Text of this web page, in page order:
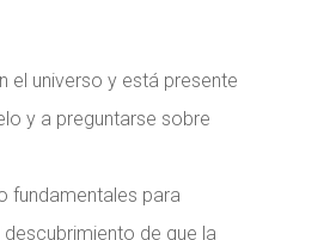
el universo y está presente
y a preguntarse sobre
fundamentales para
de que la